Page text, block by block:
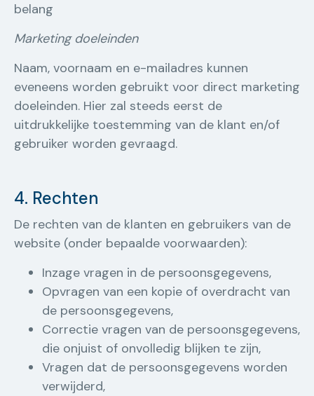
belang
Marketing doeleinden
Naam, voornaam en e-mailadres kunnen
eveneens worden gebruikt voor direct marketing
doeleinden. Hier zal steeds eerst de
uitdrukkelijke toestemming van de klant en/of
gebruiker worden gevraagd.
4. Rechten
De rechten van de klanten en gebruikers van de
website (onder bepaalde voorwaarden):
Inzage vragen in de persoonsgegevens,
Opvragen van een kopie of overdracht van
de persoonsgegevens,
Correctie vragen van de persoonsgegevens,
die onjuist of onvolledig blijken te zijn,
Vragen dat de persoonsgegevens worden
verwijderd,